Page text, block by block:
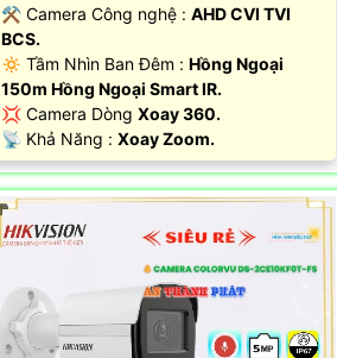
⚒ Camera Công nghệ : AHD CVI TVI
BCS.
🔅 Tầm Nhìn Ban Đêm : Hồng Ngoại
150m Hồng Ngoại Smart IR.
💢 Camera Dòng Xoay 360.
️📡 Khả Năng : Xoay Zoom.